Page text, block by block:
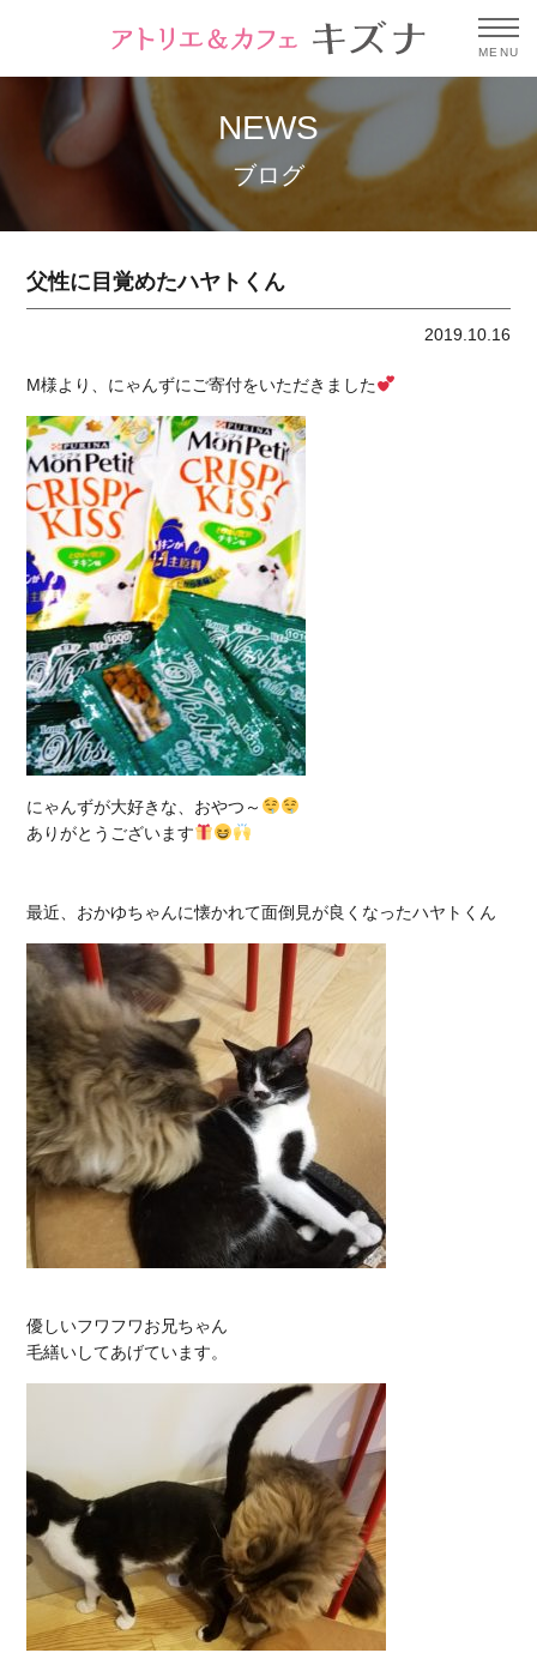
MENU
NEWS
ブログ
父性に目覚めたハヤトくん
2019.10.16
M様より、にゃんずにご寄付をいただきました
にゃんずが大好きな、おやつ～
ありがとうございます
最近、おかゆちゃんに懐かれて面倒見が良くなったハヤトくん
優しいフワフワお兄ちゃん
毛繕いしてあげています。